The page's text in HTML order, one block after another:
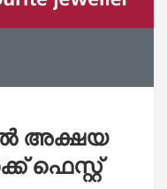
അക്ഷയ
ഫെസ്റ്റ്